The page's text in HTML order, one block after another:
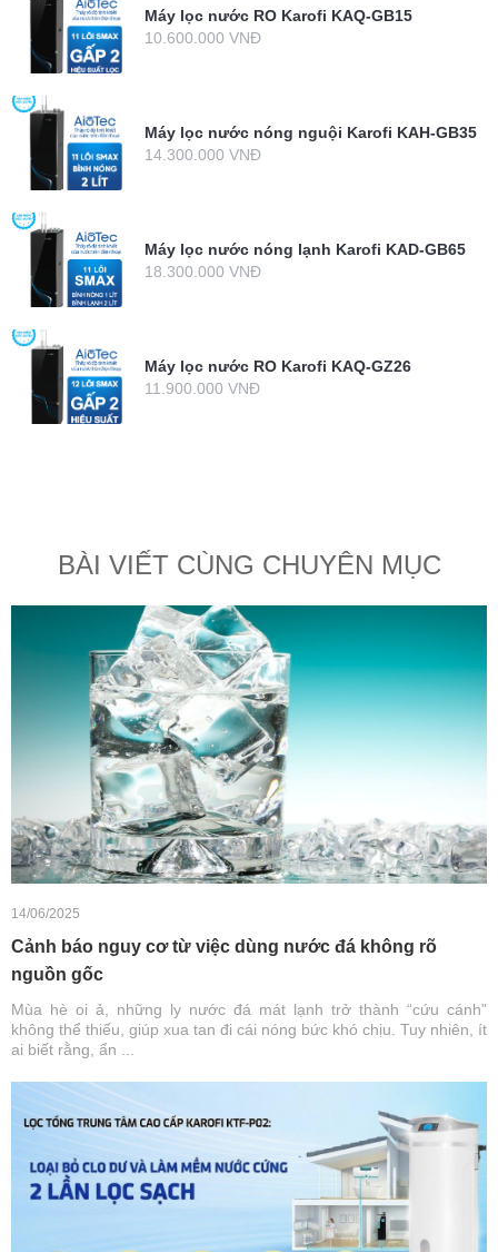
Máy lọc nước RO Karofi KAQ-GB15
10.600.000 VNĐ
Máy lọc nước nóng nguội Karofi KAH-GB35
14.300.000 VNĐ
Máy lọc nước nóng lạnh Karofi KAD-GB65
18.300.000 VNĐ
Máy lọc nước RO Karofi KAQ-GZ26
11.900.000 VNĐ
BÀI VIẾT CÙNG CHUYÊN MỤC
14/06/2025
Cảnh báo nguy cơ từ việc dùng nước đá không rõ
nguồn gốc
Mùa hè oi ả, những ly nước đá mát lạnh trở thành “cứu cánh”
không thể thiếu, giúp xua tan đi cái nóng bức khó chịu. Tuy nhiên, ít
ai biết rằng, ẩn ...